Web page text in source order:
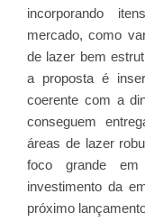
incorporando
mercado, como
de lazer bem
a proposta é
coerente com a
conseguem
áreas de lazer
foco grande em
investimento da
próximo